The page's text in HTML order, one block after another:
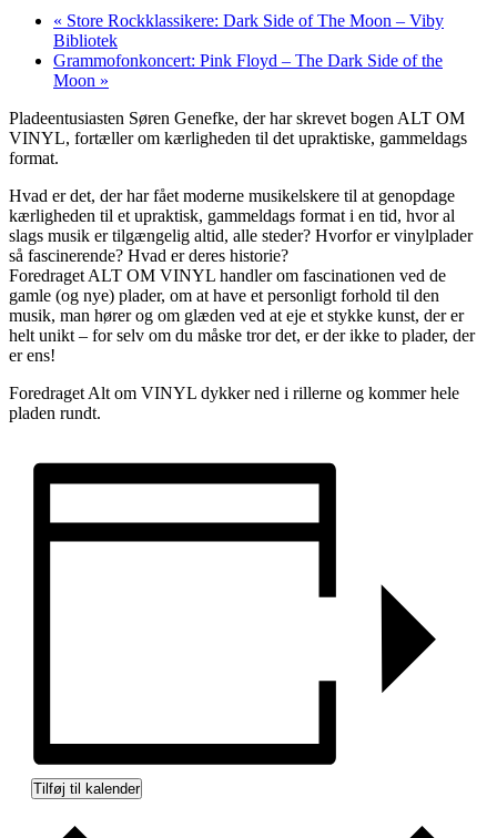
« Store Rockklassikere: Dark Side of The Moon – Viby
Bibliotek
Grammofonkoncert: Pink Floyd – The Dark Side of the
Moon »
Pladeentusiasten Søren Genefke, der har skrevet bogen ALT OM
VINYL, fortæller om kærligheden til det upraktiske, gammeldags
format.
Hvad er det, der har fået moderne musikelskere til at genopdage
kærligheden til et upraktisk, gammeldags format i en tid, hvor al
slags musik er tilgængelig altid, alle steder? Hvorfor er vinylplader
så fascinerende? Hvad er deres historie?
Foredraget ALT OM VINYL handler om fascinationen ved de
gamle (og nye) plader, om at have et personligt forhold til den
musik, man hører og om glæden ved at eje et stykke kunst, der er
helt unikt – for selv om du måske tror det, er der ikke to plader, der
er ens!
Foredraget Alt om VINYL dykker ned i rillerne og kommer hele
pladen rundt.
Tilføj til kalender